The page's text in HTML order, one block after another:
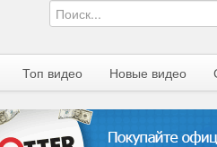
Топ видео Новые видео